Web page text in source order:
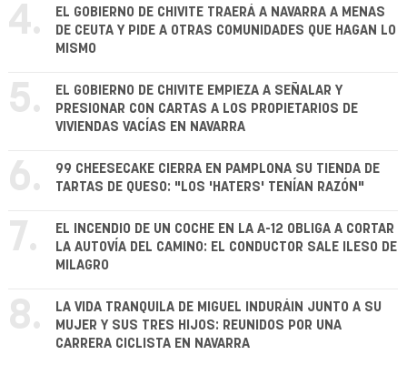
4.
EL GOBIERNO DE CHIVITE TRAERÁ A NAVARRA A MENAS
DE CEUTA Y PIDE A OTRAS COMUNIDADES QUE HAGAN LO
MISMO
5.
EL GOBIERNO DE CHIVITE EMPIEZA A SEÑALAR Y
PRESIONAR CON CARTAS A LOS PROPIETARIOS DE
VIVIENDAS VACÍAS EN NAVARRA
6.
99 CHEESECAKE CIERRA EN PAMPLONA SU TIENDA DE
TARTAS DE QUESO: "LOS 'HATERS' TENÍAN RAZÓN"
7.
EL INCENDIO DE UN COCHE EN LA A-12 OBLIGA A CORTAR
LA AUTOVÍA DEL CAMINO: EL CONDUCTOR SALE ILESO DE
MILAGRO
8.
LA VIDA TRANQUILA DE MIGUEL INDURÁIN JUNTO A SU
MUJER Y SUS TRES HIJOS: REUNIDOS POR UNA
CARRERA CICLISTA EN NAVARRA